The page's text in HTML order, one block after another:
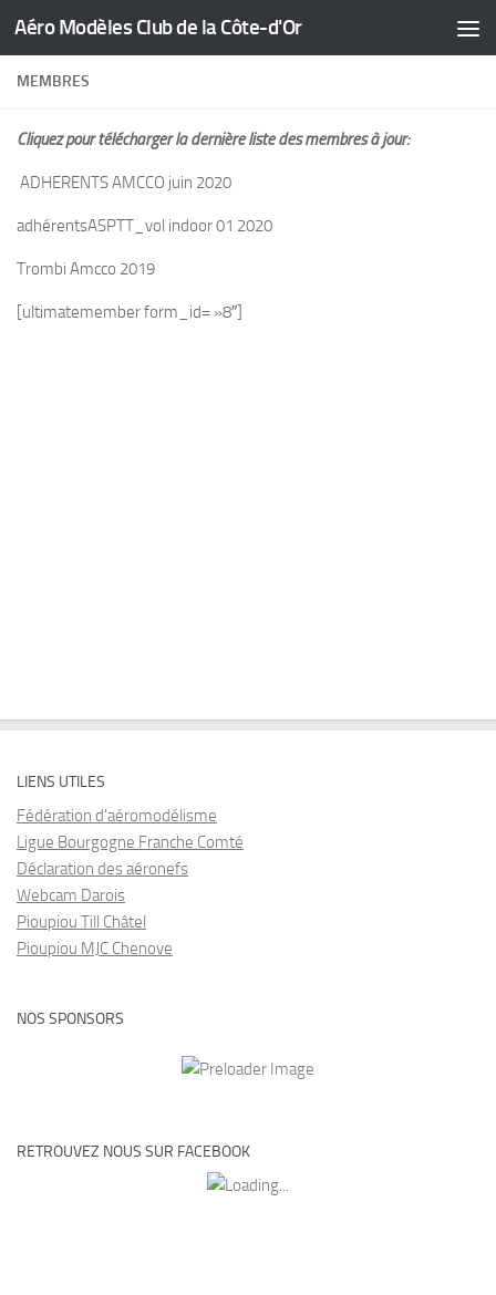
Skip to content
Aéro Modèles Club de la Côte-d'Or
MEMBRES
Cliquez pour télécharger la dernière liste des membres à jour:
ADHERENTS AMCCO juin 2020
adhérentsASPTT_vol indoor 01 2020
Trombi Amcco 2019
[ultimatemember form_id= »8″]
LIENS UTILES
Fédération d'aéromodélisme
Ligue Bourgogne Franche Comté
Déclaration des aéronefs
Webcam Darois
Pioupiou Till Châtel
Pioupiou MJC Chenove
NOS SPONSORS
RETROUVEZ NOUS SUR FACEBOOK